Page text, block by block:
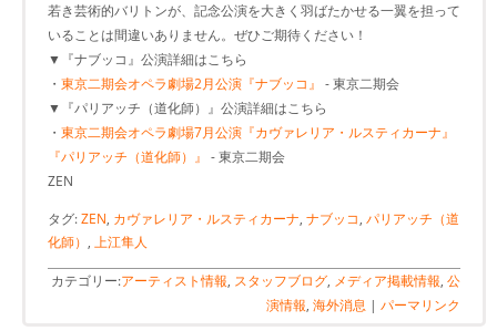
若き芸術的バリトンが、記念公演を大きく羽ばたかせる一翼を担って
いることは間違いありません。ぜひご期待ください！
▼『ナブッコ』公演詳細はこちら
・ 東京二期会オペラ劇場2月公演『ナブッコ』 - 東京二期会
▼『パリアッチ（道化師）』公演詳細はこちら
・ 東京二期会オペラ劇場7月公演『カヴァレリア・ルスティカーナ』
『パリアッチ（道化師）』 - 東京二期会
ZEN
タグ:ZEN, カヴァレリア・ルスティカーナ, ナブッコ, パリアッチ（道
化師） , 上江隼人
カテゴリー:アーティスト情報, スタッフブログ, メディア掲載情報, 公
演情報, 海外消息 | パーマリンク